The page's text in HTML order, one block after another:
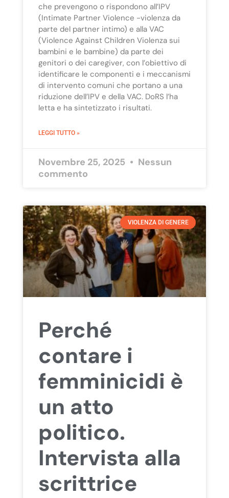
che prevengono o rispondono all’IPV
(Intimate Partner Violence -violenza da
parte del partner intimo) e alla VAC
(Violence Against Children Violenza sui
bambini e le bambine) da parte dei
genitori o dei caregiver, con l’obiettivo di
identificare le componenti e i meccanismi
di intervento comuni che portano a una
riduzione dell’IPV e della VAC. DoRS l’ha
letta e ha sintetizzato i risultati.
LEGGI TUTTO »
Novembre 25, 2025
Nessun
commento
VIOLENZA DI GENERE
Perché
contare i
femminicidi è
un atto
politico.
Intervista alla
scrittrice